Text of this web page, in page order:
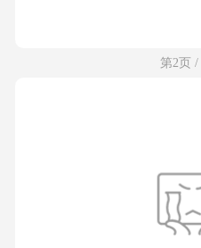
第2页 /